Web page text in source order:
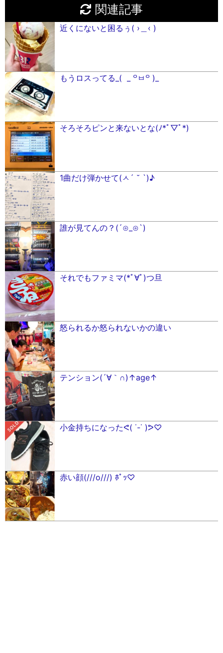
関連記事
近くにないと困るぅ( ›＿‹ )
もうロスってる_( _ ꒪ㅂ꒪ )_
そろそろピンと来ないとな(ﾉ*ﾟ▽ﾟ︎*)
1曲だけ弾かせて(ㅅ´ ˘ `)♪
誰が見てんの？(´⊙_⊙`)
それでもファミマ(*ﾟ∀ﾟ︎)つ旦
怒られるか怒られないかの違い
テンション(´∀｀∩)↑age↑
小金持ちになったᕙ( ˙-˙ )ᕗ♡︎
赤い顔(///o///) ﾎﾟｯ♡